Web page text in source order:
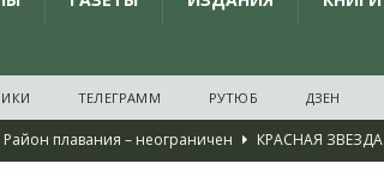
ТЕЛЕГРАММ РУТЮБ ДЗЕН
Район плавания – неограничен
КРАСНАЯ ЗВЕЗДА